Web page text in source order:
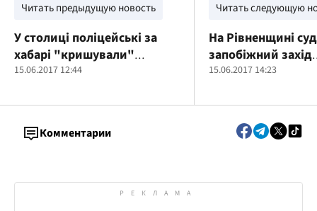
Читать предыдущую новость
У столиці поліцейські за
хабарі "кришували"
кишенькових злодіїв
15.06.2017 12:44
Читать следующую
На Рівненщині
запобіжний захід
затриманому на
діагностичного
15.06.2017 14:23
Комментарии